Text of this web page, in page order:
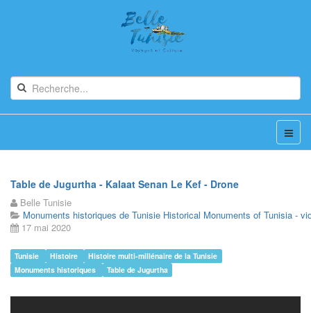
Table de Jugurtha - Kalaat Senan Le Kef - Drone
Belle Tunisie
Monuments historiques de Tunisie Historical Monuments of Tunisia -
17 mai 2020
Tunisie Histoire
Histoire multi-millénaire de la Tunisie
Monuments historiques
Table de Jugurtha